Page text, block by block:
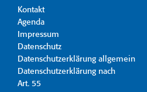
Kontakt
Agenda
Impressum
Datenschutz
Datenschutzerklärung allgemein
Datenschutzerklärung nach
Art. 55